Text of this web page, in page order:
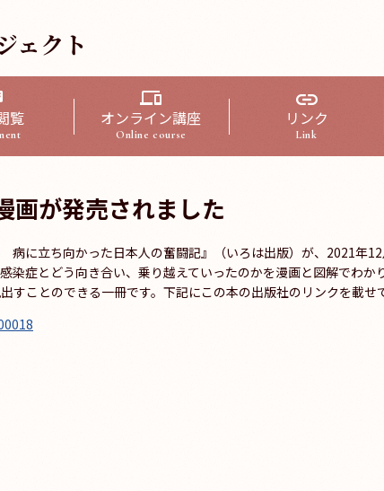
ェクト
覧 オンライン講座
Online course
リンク
Link
画が発売されました
に立ち向かった日本人の奮闘記』（いろは出版）が、2021年12
染症とどう向き合い、乗り越えていったのかを漫画と図解でわ
すことのできる一冊です。下記にこの本の出版社のリンクを載せ